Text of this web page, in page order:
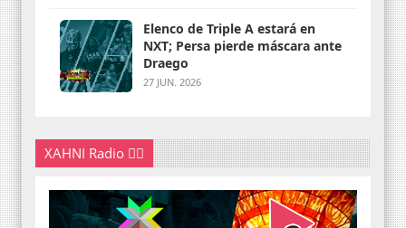
Elenco de Triple A estará en
NXT; Persa pierde máscara ante
Draego
27 JUN. 2026
XAHNI Radio 👇🏽